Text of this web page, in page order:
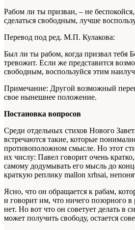
Рабом ли ты призван, – не
сделаться свободным, лучше
Перевод под ред. М.П. Кулакова:
Был ли ты рабом, когда призвал тебя
тревожит. Если же представится
свободным, воспользуйся этим
Примечание: Другой возможный
свое нынешнее положение.
Постановка вопросов
Среди отдельных стихов Нового
встречаются такие, которые
противоположном смысле. Но этот
их числу: Павел говорит очень
самому додумывать его мысль до
краткую реплику mallon xrhsai,
Ясно, что он обращается к рабам,
и говорит им, что ничего позорного
нет. Но вот что он советует делать в
может получить свободу, остается